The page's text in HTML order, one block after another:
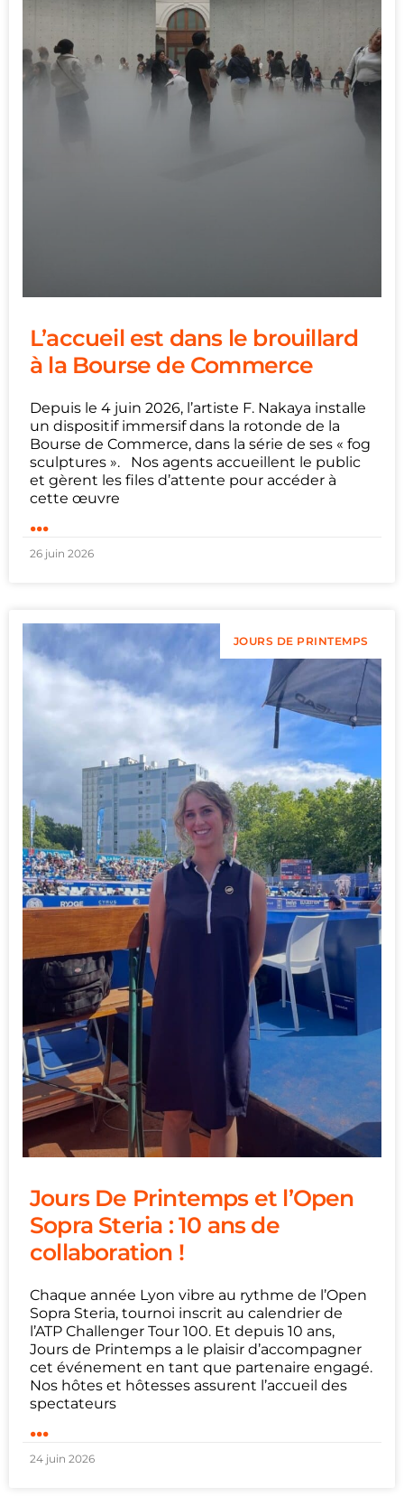
L’accueil est dans le brouillard
à la Bourse de Commerce
Depuis le 4 juin 2026, l’artiste F. Nakaya installe
un dispositif immersif dans la rotonde de la
Bourse de Commerce, dans la série de ses « fog
sculptures ». Nos agents accueillent le public
et gèrent les files d’attente pour accéder à
cette œuvre
...
26 juin 2026
JOURS DE PRINTEMPS
Jours De Printemps et l’Open
Sopra Steria : 10 ans de
collaboration !
Chaque année Lyon vibre au rythme de l’Open
Sopra Steria, tournoi inscrit au calendrier de
l’ATP Challenger Tour 100. Et depuis 10 ans,
Jours de Printemps a le plaisir d’accompagner
cet événement en tant que partenaire engagé.
Nos hôtes et hôtesses assurent l’accueil des
spectateurs
...
24 juin 2026